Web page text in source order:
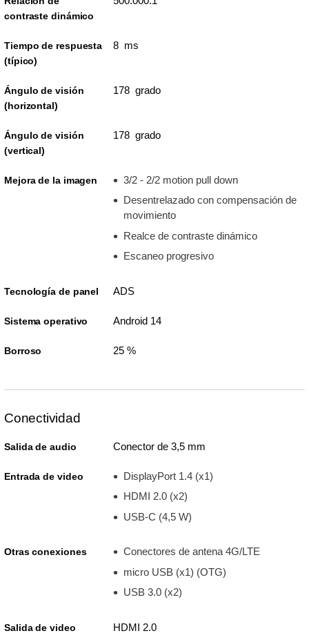
contraste dinámico
Tiempo de respuesta
(típico)
8 ms
Ángulo de visión
(horizontal)
178 grado
Ángulo de visión
(vertical)
178 grado
Mejora de la imagen
3/2 - 2/2 motion pull down
Desentrelazado con compensación de
movimiento
Realce de contraste dinámico
Escaneo progresivo
Tecnología de panel ADS
Sistema operativo Android 14
Borroso 25 %
Conectividad
Salida de audio Conector de 3,5 mm
Entrada de video
DisplayPort 1.4 (x1)
HDMI 2.0 (x2)
USB-C (4,5 W)
Otras conexiones
Conectores de antena 4G/LTE
micro USB (x1) (OTG)
USB 3.0 (x2)
Salida de video HDMI 2.0